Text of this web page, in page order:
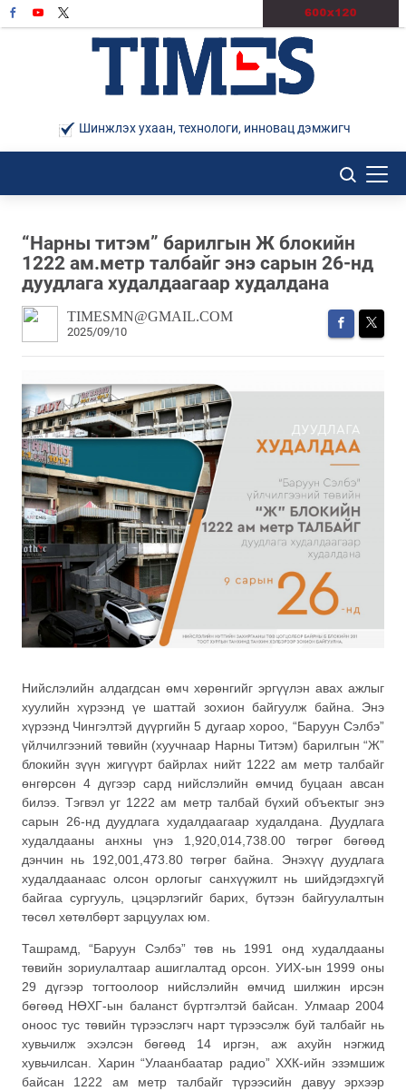
Шинжлэх ухаан, технологи, инновац дэмжигч
“Нарны титэм” барилгын Ж блокийн
1222 ам.метр талбайг энэ сарын 26-нд
дуудлага худалдаагаар худалдана
TIMESMN@GMAIL.COM
2025/09/10
Нийслэлийн алдагдсан өмч хөрөнгийг эргүүлэн авах ажлыг
хуулийн хүрээнд үе шаттай зохион байгуулж байна. Энэ
хүрээнд Чингэлтэй дүүргийн 5 дугаар хороо, “Баруун Сэлбэ”
үйлчилгээний төвийн (хуучнаар Нарны Титэм) барилгын “Ж”
блокийн зүүн жигүүрт байрлах нийт 1222 ам метр талбайг
өнгөрсөн 4 дүгээр сард нийслэлийн өмчид буцаан авсан
билээ. Тэгвэл уг 1222 ам метр талбай бүхий объектыг энэ
сарын 26-нд дуудлага худалдаагаар худалдана. Дуудлага
худалдааны анхны үнэ 1,920,014,738.00 төгрөг бөгөөд
дэнчин нь 192,001,473.80 төгрөг байна. Энэхүү дуудлага
худалдаанаас олсон орлогыг санхүүжилт нь шийдэгдэхгүй
байгаа сургууль, цэцэрлэгийг барих, бүтээн байгуулалтын
төсөл хөтөлбөрт зарцуулах юм.
Ташрамд, “Баруун Сэлбэ” төв нь 1991 онд худалдааны
төвийн зориулалтаар ашиглалтад орсон. УИХ-ын 1999 оны
29 дүгээр тогтоолоор нийслэлийн өмчид шилжин ирсэн
бөгөөд НӨХГ-ын баланст бүртгэлтэй байсан. Улмаар 2004
оноос тус төвийн түрээслэгч нарт түрээсэлж буй талбайг нь
хувьчилж эхэлсэн бөгөөд 14 иргэн, аж ахуйн нэгжид
хувьчилсан. Харин “Улаанбаатар радио”ХХК-ийн эзэмшиж
байсан 1222 ам метр талбайг түрээсийн давуу эрхээр